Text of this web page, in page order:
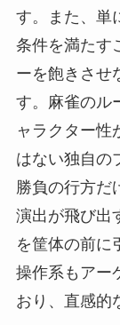
す。また、単
条件を満たす
ーを飽きさせ
す。麻雀のル
ャラクター性
はない独自の
勝負の行方だ
演出が飛び出
を筐体の前に
操作系もアー
おり、直感的